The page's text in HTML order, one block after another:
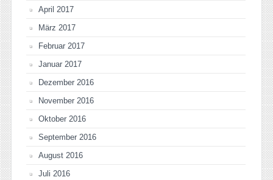
April 2017
März 2017
Februar 2017
Januar 2017
Dezember 2016
November 2016
Oktober 2016
September 2016
August 2016
Juli 2016